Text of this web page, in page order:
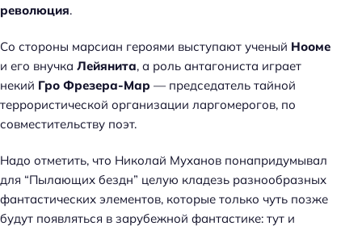
революция.
Со стороны марсиан героями выступают ученый Нооме
и его внучка Лейянита, а роль антагониста играет
некий Гро Фрезера-Мар — председатель тайной
террористической организации ларгомерогов, по
совместительству поэт.
Надо отметить, что Николай Муханов понапридумывал
для “Пылающих бездн” целую кладезь разнообразных
фантастических элементов, которые только чуть позже
будут появляться в зарубежной фантастике: тут и